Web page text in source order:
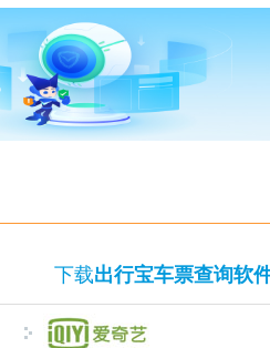
下载出行宝车票查询软